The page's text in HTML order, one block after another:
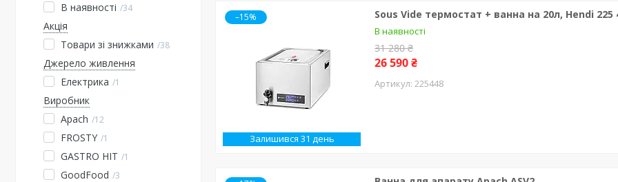
В наявності 34
Акція
Товари зі знижками 38
Джерело живлення
Електрика
1
Виробник
Apach
12
FROSTY 1
GASTRO HIT 1
GoodFood 3
–15%
Залишився 31 день
Sous Vide термостат + ванна на 20л, Hendi 225
В наявності
31 280 ₴
26 590 ₴
225448